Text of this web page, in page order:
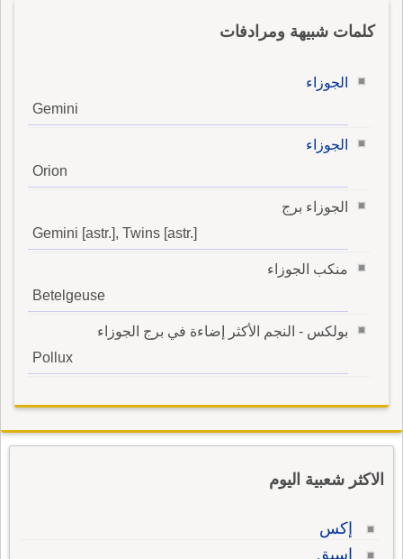
كلمات شبيهة ومرادفات
الجوزاء
Gemini
الجوزاء
Orion
الجوزاء برج
Gemini [astr.], Twins [astr.]
منكب الجوزاء
Betelgeuse
بولكس - النجم الأكثر إضاءة في برج الجوزاء
Pollux
الاكثر شعبية اليوم
إكس
اسبق